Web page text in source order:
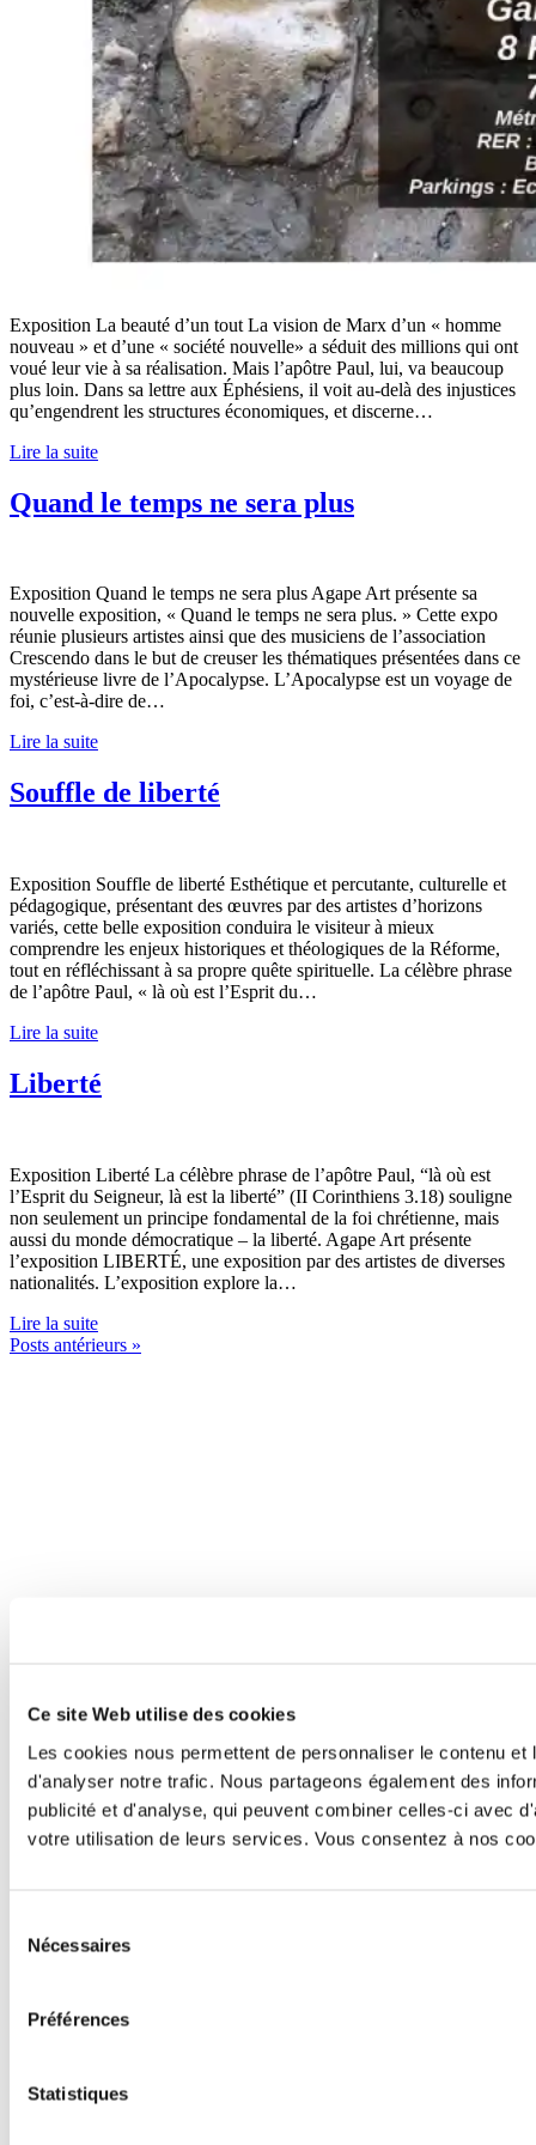
Ce site Web utilise des cookies
Les cookies nous permettent de personnaliser le contenu
d'analyser notre trafic. Nous partageons également des
publicité et d'analyse, qui peuvent combiner celles-ci avec
votre utilisation de leurs services. Vous consentez à nos
Nécessaires
Préférences
Statistiques
Exposition La beauté d’un tout La vision de Marx d’un « homme
nouveau » et d’une « société nouvelle» a séduit des millions qui ont
voué leur vie à sa réalisation. Mais l’apôtre Paul, lui, va beaucoup
plus loin. Dans sa lettre aux Éphésiens, il voit au-delà des injustices
qu’engendrent les structures économiques, et discerne…
Lire la suite
Quand le temps ne sera plus
Exposition Quand le temps ne sera plus Agape Art présente sa
nouvelle exposition, « Quand le temps ne sera plus. » Cette expo
réunie plusieurs artistes ainsi que des musiciens de l’association
Crescendo dans le but de creuser les thématiques présentées dans ce
mystérieuse livre de l’Apocalypse. L’Apocalypse est un voyage de
foi, c’est-à-dire de…
Lire la suite
Souffle de liberté
Exposition Souffle de liberté Esthétique et percutante, culturelle et
pédagogique, présentant des œuvres par des artistes d’horizons
variés, cette belle exposition conduira le visiteur à mieux
comprendre les enjeux historiques et théologiques de la Réforme,
tout en réfléchissant à sa propre quête spirituelle. La célèbre phrase
de l’apôtre Paul, « là où est l’Esprit du…
Lire la suite
Liberté
Exposition Liberté La célèbre phrase de l’apôtre Paul, “là où est
l’Esprit du Seigneur, là est la liberté” (II Corinthiens 3.18) souligne
non seulement un principe fondamental de la foi chrétienne, mais
aussi du monde démocratique – la liberté. Agape Art présente
l’exposition LIBERTÉ, une exposition par des artistes de diverses
nationalités. L’exposition explore la…
Lire la suite
Posts antérieurs »